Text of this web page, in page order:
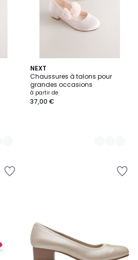
NEXT
Chaussures à talons pour
grandes occasions
à partir de
37,00 €
2
Couleurs